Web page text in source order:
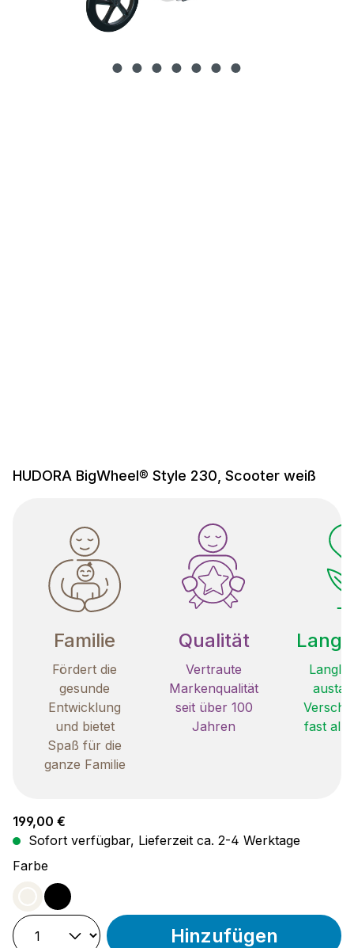
HUDORA BigWheel® Style 230, Scooter weiß
Familie
Fördert die
gesunde
Entwicklung
und bietet
Spaß für die
ganze Familie
Qualität
Vertraute
Markenqualität
seit über 100
Jahren
fast
Regulärer Preis:
199,00 €
Sofort verfügbar, Lieferzeit ca. 2-4 Werktage
Farbeauswählen
weißschwarz
Hinzufügen